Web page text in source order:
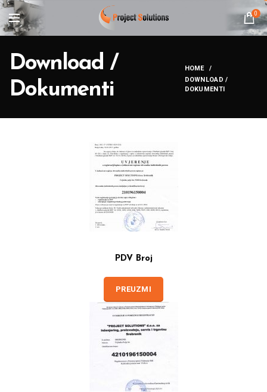
0
Download /
Dokumenti
HOME
DOWNLOAD /
DOKUMENTI
PDV Broj
PREUZMI